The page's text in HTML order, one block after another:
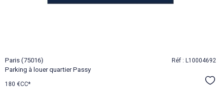
Paris (75016)
Parking à louer quartier Passy
Réf : L10004692
180 €CC*